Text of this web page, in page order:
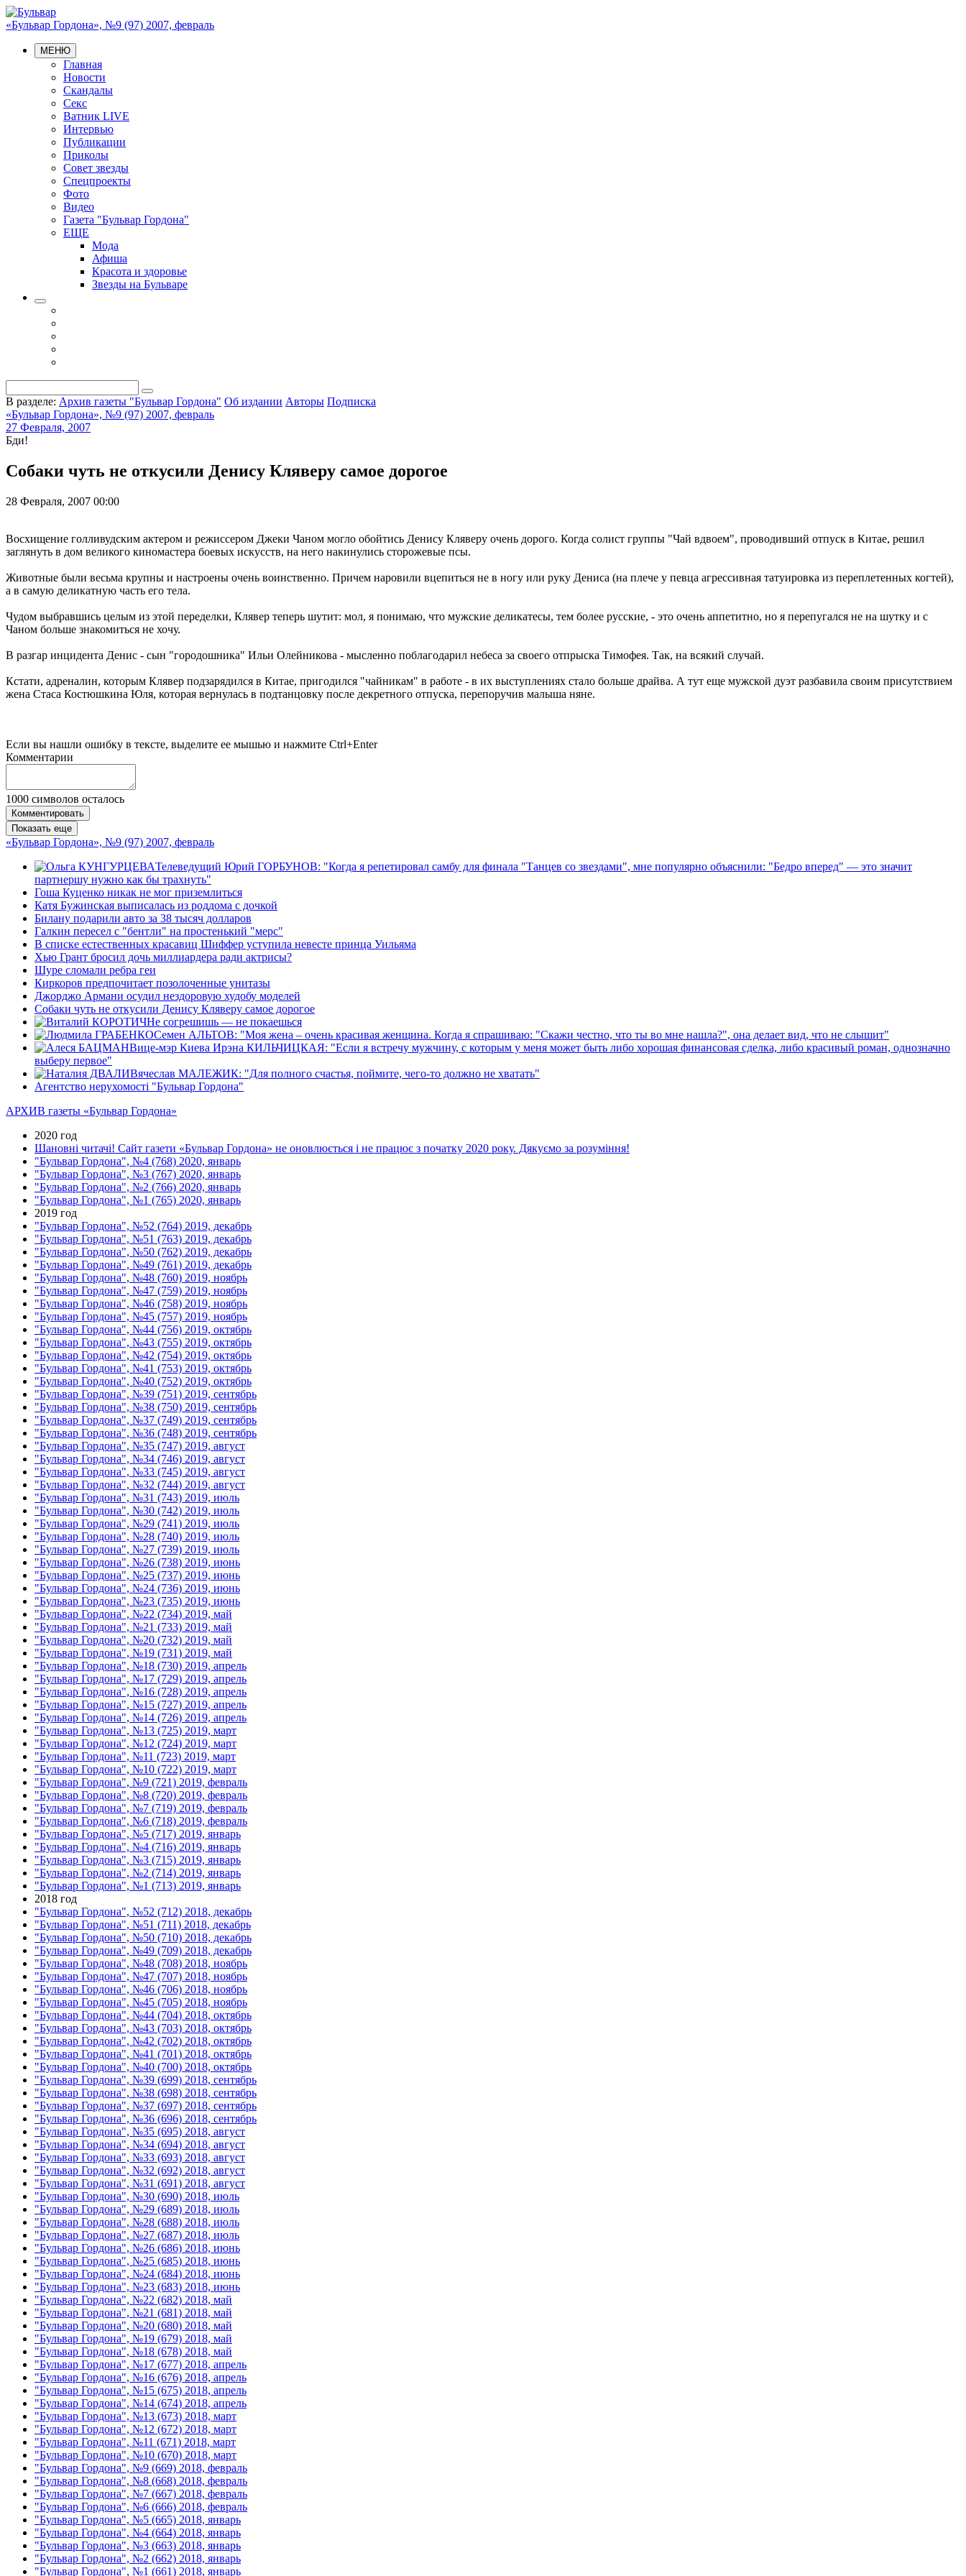
«Бульвар Гордона», №9 (97) 2007, февраль
МЕНЮ
Главная
Новости
Скандалы
Секс
Ватник LIVE
Интервью
Публикации
Приколы
Совет звезды
Спецпроекты
Фото
Видео
Газета "Бульвар Гордона"
ЕЩЕ
Мода
Афиша
Красота и здоровье
Звезды на Бульваре
В разделе: Архив газеты "Бульвар Гордона" Об издании Авторы Подписка
«Бульвар Гордона», №9 (97) 2007, февраль
27 Февраля, 2007
Бди!
Собаки чуть не откусили Денису Кляверу самое дорогое
28 Февраля, 2007 00:00
Восхищение голливудским актером и режиссером Джеки Чаном могло обойтись Денису Кляверу очень дорого. Когда солист группы "Чай вдвоем", проводивший отпуск в Китае, решил
заглянуть в дом великого киномастера боевых искусств, на него накинулись сторожевые псы.
Животные были весьма крупны и настроены очень воинственно. Причем наровили вцепиться не в ногу или руку Дениса (на плече у певца агрессивная татуировка из переплетенных когтей),
а в самую деликатную часть его тела.
Чудом выбравшись целым из этой переделки, Клявер теперь шутит: мол, я понимаю, что мужские деликатесы, тем более русские, - это очень аппетитно, но я перепугался не на шутку и с
Чаном больше знакомиться не хочу.
В разгар инцидента Денис - сын "городошника" Ильи Олейникова - мысленно поблагодарил небеса за своего отпрыска Тимофея. Так, на всякий случай.
Кстати, адреналин, которым Клявер подзарядился в Китае, пригодился "чайникам" в работе - в их выступлениях стало больше драйва. А тут еще мужской дуэт разбавила своим присутствием
жена Стаса Костюшкина Юля, которая вернулась в подтанцовку после декретного отпуска, перепоручив малыша няне.
Если вы нашли ошибку в тексте, выделите ее мышью и нажмите Ctrl+Enter
Комментарии
1000 символов осталось
Комментировать
Показать еще
«Бульвар Гордона», №9 (97) 2007, февраль
Телеведущий Юрий ГОРБУНОВ: "Когда я репетировал самбу для финала "Танцев со звездами", мне популярно объяснили: "Бедро вперед" — это значит
партнершу нужно как бы трахнуть"
Гоша Куценко никак не мог приземлиться
Катя Бужинская выписалась из роддома с дочкой
Билану подарили авто за 38 тысяч долларов
Галкин пересел с "бентли" на простенький "мерс"
В списке естественных красавиц Шиффер уступила невесте принца Уильяма
Хью Грант бросил дочь миллиардера ради актрисы?
Шуре сломали ребра геи
Киркоров предпочитает позолоченные унитазы
Джорджо Армани осудил нездоровую худобу моделей
Собаки чуть не откусили Денису Кляверу самое дорогое
Не согрешишь — не покаешься
Семен АЛЬТОВ: "Моя жена – очень красивая женщина. Когда я спрашиваю: "Скажи честно, что ты во мне нашла?", она делает вид, что не слышит"
Вице-мэр Киева Ирэна КИЛЬЧИЦКАЯ: "Если я встречу мужчину, с которым у меня может быть либо хорошая финансовая сделка, либо красивый роман, однозначно
выберу первое"
Вячеслав МАЛЕЖИК: "Для полного счастья, поймите, чего-то должно не хватать"
Агентство нерухомості "Бульвар Гордона"
АРХИВ газеты «Бульвар Гордона»
2020 год
Шановні читачі! Сайт газети «Бульвар Гордона» не оновлюється і не працює з початку 2020 року. Дякуємо за розуміння!
"Бульвар Гордона", №4 (768) 2020, январь
"Бульвар Гордона", №3 (767) 2020, январь
"Бульвар Гордона", №2 (766) 2020, январь
"Бульвар Гордона", №1 (765) 2020, январь
2019 год
"Бульвар Гордона", №52 (764) 2019, декабрь
"Бульвар Гордона", №51 (763) 2019, декабрь
"Бульвар Гордона", №50 (762) 2019, декабрь
"Бульвар Гордона", №49 (761) 2019, декабрь
"Бульвар Гордона", №48 (760) 2019, ноябрь
"Бульвар Гордона", №47 (759) 2019, ноябрь
"Бульвар Гордона", №46 (758) 2019, ноябрь
"Бульвар Гордона", №45 (757) 2019, ноябрь
"Бульвар Гордона", №44 (756) 2019, октябрь
"Бульвар Гордона", №43 (755) 2019, октябрь
"Бульвар Гордона", №42 (754) 2019, октябрь
"Бульвар Гордона", №41 (753) 2019, октябрь
"Бульвар Гордона", №40 (752) 2019, октябрь
"Бульвар Гордона", №39 (751) 2019, сентябрь
"Бульвар Гордона", №38 (750) 2019, сентябрь
"Бульвар Гордона", №37 (749) 2019, сентябрь
"Бульвар Гордона", №36 (748) 2019, сентябрь
"Бульвар Гордона", №35 (747) 2019, август
"Бульвар Гордона", №34 (746) 2019, август
"Бульвар Гордона", №33 (745) 2019, август
"Бульвар Гордона", №32 (744) 2019, август
"Бульвар Гордона", №31 (743) 2019, июль
"Бульвар Гордона", №30 (742) 2019, июль
"Бульвар Гордона", №29 (741) 2019, июль
"Бульвар Гордона", №28 (740) 2019, июль
"Бульвар Гордона", №27 (739) 2019, июль
"Бульвар Гордона", №26 (738) 2019, июнь
"Бульвар Гордона", №25 (737) 2019, июнь
"Бульвар Гордона", №24 (736) 2019, июнь
"Бульвар Гордона", №23 (735) 2019, июнь
"Бульвар Гордона", №22 (734) 2019, май
"Бульвар Гордона", №21 (733) 2019, май
"Бульвар Гордона", №20 (732) 2019, май
"Бульвар Гордона", №19 (731) 2019, май
"Бульвар Гордона", №18 (730) 2019, апрель
"Бульвар Гордона", №17 (729) 2019, апрель
"Бульвар Гордона", №16 (728) 2019, апрель
"Бульвар Гордона", №15 (727) 2019, апрель
"Бульвар Гордона", №14 (726) 2019, апрель
"Бульвар Гордона", №13 (725) 2019, март
"Бульвар Гордона", №12 (724) 2019, март
"Бульвар Гордона", №11 (723) 2019, март
"Бульвар Гордона", №10 (722) 2019, март
"Бульвар Гордона", №9 (721) 2019, февраль
"Бульвар Гордона", №8 (720) 2019, февраль
"Бульвар Гордона", №7 (719) 2019, февраль
"Бульвар Гордона", №6 (718) 2019, февраль
"Бульвар Гордона", №5 (717) 2019, январь
"Бульвар Гордона", №4 (716) 2019, январь
"Бульвар Гордона", №3 (715) 2019, январь
"Бульвар Гордона", №2 (714) 2019, январь
"Бульвар Гордона", №1 (713) 2019, январь
2018 год
"Бульвар Гордона", №52 (712) 2018, декабрь
"Бульвар Гордона", №51 (711) 2018, декабрь
"Бульвар Гордона", №50 (710) 2018, декабрь
"Бульвар Гордона", №49 (709) 2018, декабрь
"Бульвар Гордона", №48 (708) 2018, ноябрь
"Бульвар Гордона", №47 (707) 2018, ноябрь
"Бульвар Гордона", №46 (706) 2018, ноябрь
"Бульвар Гордона", №45 (705) 2018, ноябрь
"Бульвар Гордона", №44 (704) 2018, октябрь
"Бульвар Гордона", №43 (703) 2018, октябрь
"Бульвар Гордона", №42 (702) 2018, октябрь
"Бульвар Гордона", №41 (701) 2018, октябрь
"Бульвар Гордона", №40 (700) 2018, октябрь
"Бульвар Гордона", №39 (699) 2018, сентябрь
"Бульвар Гордона", №38 (698) 2018, сентябрь
"Бульвар Гордона", №37 (697) 2018, сентябрь
"Бульвар Гордона", №36 (696) 2018, сентябрь
"Бульвар Гордона", №35 (695) 2018, август
"Бульвар Гордона", №34 (694) 2018, август
"Бульвар Гордона", №33 (693) 2018, август
"Бульвар Гордона", №32 (692) 2018, август
"Бульвар Гордона", №31 (691) 2018, август
"Бульвар Гордона", №30 (690) 2018, июль
"Бульвар Гордона", №29 (689) 2018, июль
"Бульвар Гордона", №28 (688) 2018, июль
"Бульвар Гордона", №27 (687) 2018, июль
"Бульвар Гордона", №26 (686) 2018, июнь
"Бульвар Гордона", №25 (685) 2018, июнь
"Бульвар Гордона", №24 (684) 2018, июнь
"Бульвар Гордона", №23 (683) 2018, июнь
"Бульвар Гордона", №22 (682) 2018, май
"Бульвар Гордона", №21 (681) 2018, май
"Бульвар Гордона", №20 (680) 2018, май
"Бульвар Гордона", №19 (679) 2018, май
"Бульвар Гордона", №18 (678) 2018, май
"Бульвар Гордона", №17 (677) 2018, апрель
"Бульвар Гордона", №16 (676) 2018, апрель
"Бульвар Гордона", №15 (675) 2018, апрель
"Бульвар Гордона", №14 (674) 2018, апрель
"Бульвар Гордона", №13 (673) 2018, март
"Бульвар Гордона", №12 (672) 2018, март
"Бульвар Гордона", №11 (671) 2018, март
"Бульвар Гордона", №10 (670) 2018, март
"Бульвар Гордона", №9 (669) 2018, февраль
"Бульвар Гордона", №8 (668) 2018, февраль
"Бульвар Гордона", №7 (667) 2018, февраль
"Бульвар Гордона", №6 (666) 2018, февраль
"Бульвар Гордона", №5 (665) 2018, январь
"Бульвар Гордона", №4 (664) 2018, январь
"Бульвар Гордона", №3 (663) 2018, январь
"Бульвар Гордона", №2 (662) 2018, январь
"Бульвар Гордона", №1 (661) 2018, январь